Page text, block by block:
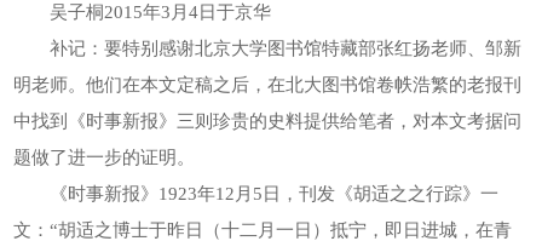
吴子桐2015年3月4日于京华
补记：要特别感谢北京大学图书馆特藏部张红扬老师、邹新
明老师。他们在本文定稿之后，在北大图书馆卷帙浩繁的老报刊
中找到《时事新报》三则珍贵的史料提供给笔者，对本文考据问
题做了进一步的证明。
《时事新报》1923年12月5日，刊发《胡适之之行踪》一
文：“胡适之博士于昨日（十二月一日）抵宁，即日进城，在青